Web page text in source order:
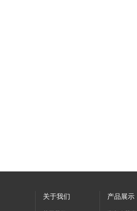
关于我们 产品展示